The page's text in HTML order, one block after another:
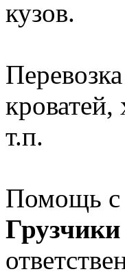
кузов.
т.п.
Помощь с